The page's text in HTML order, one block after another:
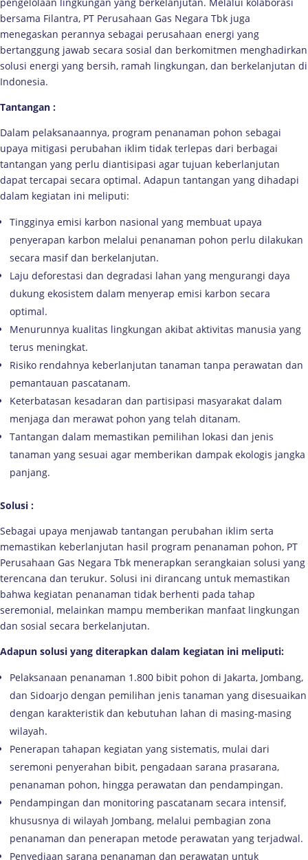
bersama Filantra, PT Perusahaan Gas Negara Tbk juga
menegaskan perannya sebagai perusahaan energi yang
bertanggung jawab secara sosial dan berkomitmen menghadirkan
solusi energi yang bersih, ramah lingkungan, dan berkelanjutan di
Indonesia.
Tantangan :
Dalam pelaksanaannya, program penanaman pohon sebagai
upaya mitigasi perubahan iklim tidak terlepas dari berbagai
tantangan yang perlu diantisipasi agar tujuan keberlanjutan
dapat tercapai secara optimal. Adapun tantangan yang dihadapi
dalam kegiatan ini meliputi:
Tingginya emisi karbon nasional yang membuat upaya
penyerapan karbon melalui penanaman pohon perlu dilakukan
secara masif dan berkelanjutan.
Laju deforestasi dan degradasi lahan yang mengurangi daya
dukung ekosistem dalam menyerap emisi karbon secara
optimal.
Menurunnya kualitas lingkungan akibat aktivitas manusia yang
terus meningkat.
Risiko rendahnya keberlanjutan tanaman tanpa perawatan dan
pemantauan pascatanam.
Keterbatasan kesadaran dan partisipasi masyarakat dalam
menjaga dan merawat pohon yang telah ditanam.
Tantangan dalam memastikan pemilihan lokasi dan jenis
tanaman yang sesuai agar memberikan dampak ekologis jangka
panjang.
Solusi :
Sebagai upaya menjawab tantangan perubahan iklim serta
memastikan keberlanjutan hasil program penanaman pohon, PT
Perusahaan Gas Negara Tbk menerapkan serangkaian solusi yang
terencana dan terukur. Solusi ini dirancang untuk memastikan
bahwa kegiatan penanaman tidak berhenti pada tahap
seremonial, melainkan mampu memberikan manfaat lingkungan
dan sosial secara berkelanjutan.
Adapun solusi yang diterapkan dalam kegiatan ini meliputi:
Pelaksanaan penanaman 1.800 bibit pohon di Jakarta, Jombang,
dan Sidoarjo dengan pemilihan jenis tanaman yang disesuaikan
dengan karakteristik dan kebutuhan lahan di masing-masing
wilayah.
Penerapan tahapan kegiatan yang sistematis, mulai dari
seremoni penyerahan bibit, pengadaan sarana prasarana,
penanaman pohon, hingga perawatan dan pendampingan.
Pendampingan dan monitoring pascatanam secara intensif,
khususnya di wilayah Jombang, melalui pembagian zona
penanaman dan penerapan metode perawatan yang terjadwal.
Penyediaan sarana penanaman dan perawatan untuk